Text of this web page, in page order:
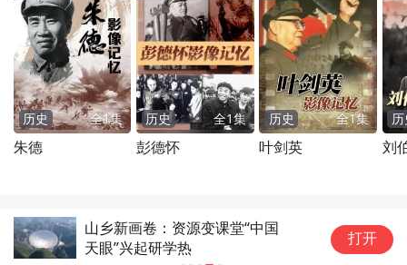
历史 全1集
朱德
历史 全1集
彭德怀
历史 全1集
叶剑英 刘
山乡新画卷：资源变课堂“中国
天眼”兴起研学热
打开